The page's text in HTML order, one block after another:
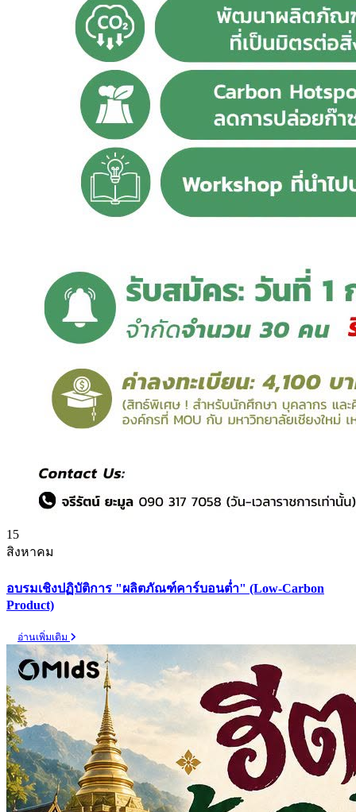
15
สิงหาคม
อบรมเชิงปฏิบัติการ "ผลิตภัณฑ์คาร์บอนต่ำ" (Low-Carbon
Product)
อ่านเพิ่มเติม